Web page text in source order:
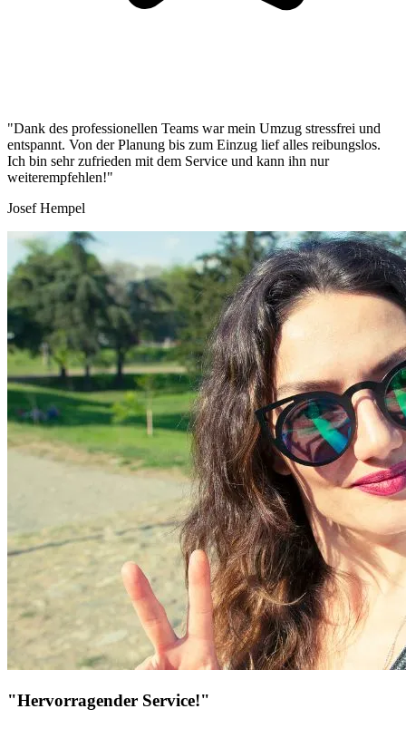
"Dank des professionellen Teams war mein Umzug stressfrei und
entspannt. Von der Planung bis zum Einzug lief alles reibungslos.
Ich bin sehr zufrieden mit dem Service und kann ihn nur
weiterempfehlen!"
Josef Hempel
"Hervorragender Service!"